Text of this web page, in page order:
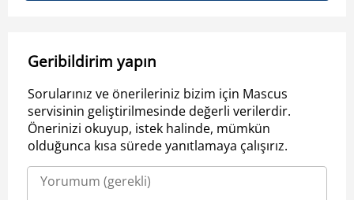
Geribildirim yapın
Sorularınız ve önerileriniz bizim için Mascus
servisinin geliştirilmesinde değerli verilerdir.
Önerinizi okuyup, istek halinde, mümkün
olduğunca kısa sürede yanıtlamaya çalışırız.